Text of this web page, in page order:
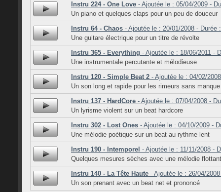
Instru 224 - One Love - Ajoutée le : 05/04/2009 -
Un piano et quelques claps pour un peu de douceur
Instru 64 - Chaos - Ajoutée le : 20/01/2008 - Durée
Une guitare électrique pour un titre de révolte
Instru 365 - Everything - Ajoutée le : 18/06/2011 -
Une instrumentale percutante et mélodieuse
Instru 120 - Simple Beat 2 - Ajoutée le : 04/02/
Un son long et rapide pour les rimeurs sans
Instru 137 - HardCore - Ajoutée le : 07/04/2008 -
Un lyrisme violent sur un beat hardcore
Instru 302 - Lost Ones - Ajoutée le : 04/10/2009 -
Une mélodie poétique sur un beat au rythme lent
Instru 190 - Intemporel - Ajoutée le : 11/11/2008 -
Quelques mesures sèches avec une mélodie
Instru 140 - La Tête Haute - Ajoutée le : 26/04/
Un son prenant avec un beat net et prononcé